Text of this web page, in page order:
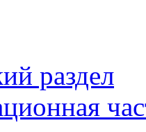
раздел